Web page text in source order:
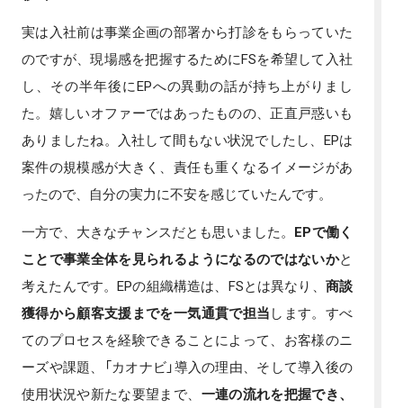
実は入社前は事業企画の部署から打診をもらっていた
のですが、現場感を把握するためにFSを希望して入社
し、その半年後にEPへの異動の話が持ち上がりまし
た。嬉しいオファーではあったものの、正直戸惑いも
ありましたね。入社して間もない状況でしたし、EPは
案件の規模感が大きく、責任も重くなるイメージがあ
ったので、自分の実力に不安を感じていたんです。
一方で、大きなチャンスだとも思いました。 EPで働く
ことで事業全体を見られるようになるのではないかと
考えたんです。EPの組織構造は、FSとは異なり、 商談
獲得から顧客支援までを一気通貫で担当します。すべ
てのプロセスを経験できることによって、お客様のニ
ーズや課題、「カオナビ」導入の理由、そして導入後の
使用状況や新たな要望まで、 一連の流れを把握でき、